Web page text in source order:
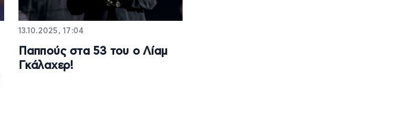
13.10.2025, 17:04
Παππούς στα 53 του ο Λίαμ
Γκάλαχερ!